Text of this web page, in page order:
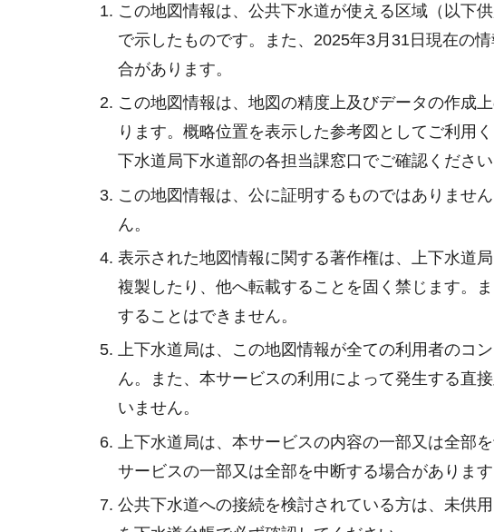
この地図情報は、公共下水道が使える区域（以下
で示したものです。また、2025年3月31日現在の
合があります。
この地図情報は、地図の精度上及びデータの作成
ります。概略位置を表示した参考図としてご利用
下水道局下水道部の各担当課窓口でご確認ください
この地図情報は、公に証明するものではありませ
ん。
表示された地図情報に関する著作権は、上下水道
複製したり、他へ転載することを固く禁じます。
することはできません。
上下水道局は、この地図情報が全ての利用者のコ
ん。また、本サービスの利用によって発生する直
いません。
上下水道局は、本サービスの内容の一部又は全部
サービスの一部又は全部を中断する場合があります
公共下水道への接続を検討されている方は、未供